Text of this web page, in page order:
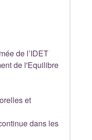
de l’IDET
de l'Equilibre
et
dans les